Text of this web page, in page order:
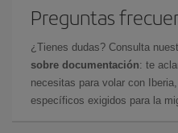
Preguntas
¿Tienes dudas? Consulta
sobre documentación: te
necesitas para volar con
específicos exigidos para la